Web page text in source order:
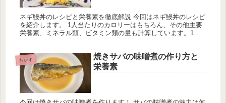
ネギ鰻丼のレシピと栄養素を徹底解説 今回はネギ鰻丼のレシピ
を紹介します。 1人当たりのカロリーはもちろん、その他主要
栄養素、ミネラル類、ビタミン類の量も計算しています。1日
おかず
焼きサバの味噌煮の作り方と
栄養素